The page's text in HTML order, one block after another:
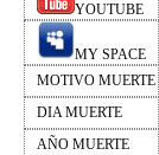
YOUTUBE
MY SPACE
MOTIVO MUERTE
DIA MUERTE
AÑO MUERTE